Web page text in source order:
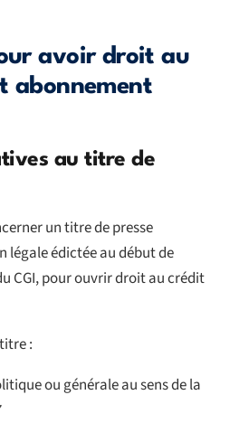
avoir droit au
abonnement
au titre de
un titre de presse
légale édictée au début de
CGI, pour ouvrir droit au crédit
:
ou générale au sens de la